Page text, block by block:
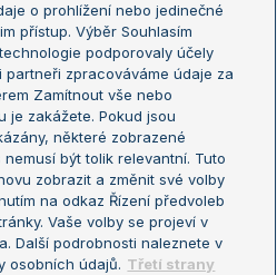
French Open
Wimbledon
US Open
Turnaj mistrů
Turnaj mistryň
o prohlížení nebo jedinečné
přístup. Výběr Souhlasím
podporovaly účely
partneři zpracováváme údaje za
Zamítnout vše nebo
je zakážete. Pokud jsou
některé zobrazené
být tolik relevantní. Tuto
zobrazit a změnit své volby
na odkaz Řízení předvoleb
Vaše volby se projeví v
Další podrobnosti naleznete v
osobních údajů. Třetí strany